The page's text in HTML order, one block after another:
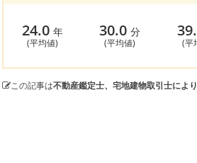
24.0 年
(平均値)
30.0分
(平均値) (平
この記事は不動産鑑定士、宅地建物取引士によ